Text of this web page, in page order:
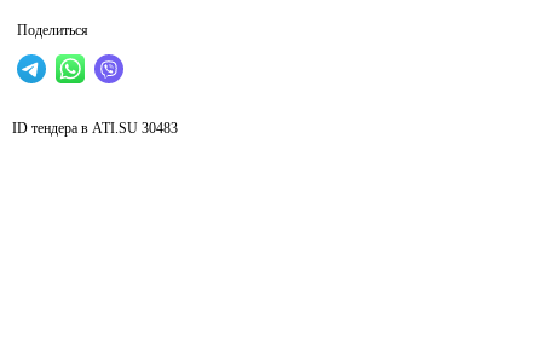
Поделиться
ID тендера в ATI.SU 30483